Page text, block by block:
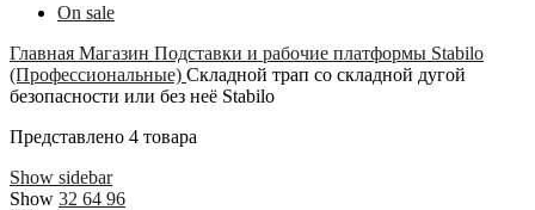
On sale
Главная Магазин Подставки и рабочие платформы Stabilo
(Профессиональные) Складной трап со складной дугой
безопасности или без неё Stabilo
Представлено 4 товара
Show sidebar
Show 32 64 96